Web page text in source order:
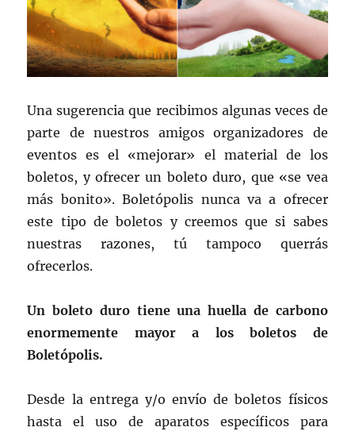
Una sugerencia que recibimos algunas veces de
parte de nuestros amigos organizadores de
eventos es el «mejorar» el material de los
boletos, y ofrecer un boleto duro, que «se vea
más bonito». Boletópolis nunca va a ofrecer
este tipo de boletos y creemos que si sabes
nuestras razones, tú tampoco querrás
ofrecerlos.
Un boleto duro tiene una huella de carbono
enormemente mayor a los boletos de
Boletópolis.
Desde la entrega y/o envío de boletos físicos
hasta el uso de aparatos específicos para